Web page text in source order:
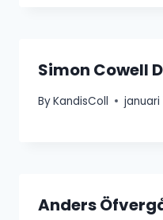
Simon Cowell
ByKandisColl januari
Anders